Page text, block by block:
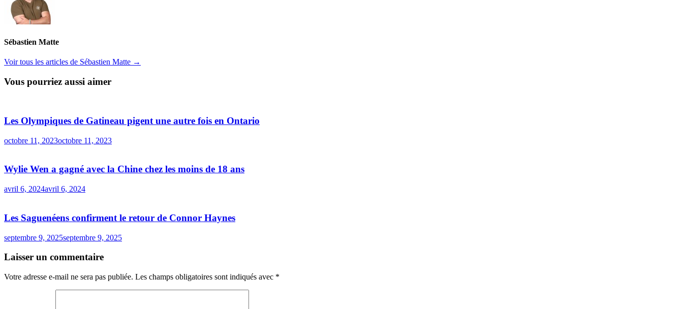
Sébastien Matte
Voir tous les articles de Sébastien Matte →
Vous pourriez aussi aimer
Les Olympiques de Gatineau pigent une autre fois en Ontario
octobre 11, 2023octobre 11, 2023
Wylie Wen a gagné avec la Chine chez les moins de 18 ans
avril 6, 2024avril 6, 2024
Les Saguenéens confirment le retour de Connor Haynes
septembre 9, 2025septembre 9, 2025
Laisser un commentaire
Votre adresse e-mail ne sera pas publiée. Les champs obligatoires sont indiqués avec *